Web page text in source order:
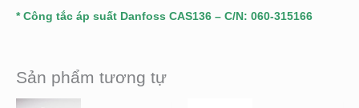
* Công tắc áp suất Danfoss CAS136 – C/N: 060-315166
Sản phẩm tương tự